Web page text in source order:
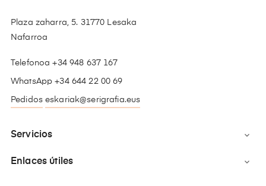
Plaza zaharra, 5. 31770 Lesaka
Nafarroa
Telefonoa +34 948 637 167
WhatsApp +34 644 22 00 69
Pedidos eskariak@serigrafia.eus
Servicios 
Enlaces útiles 